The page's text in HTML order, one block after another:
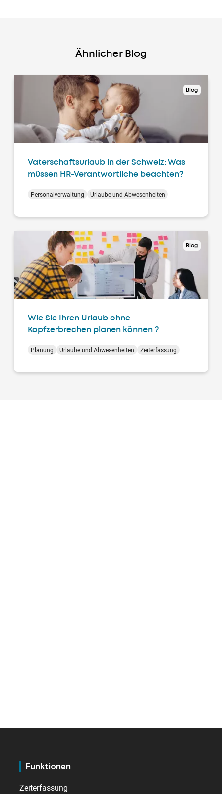
Ähnlicher Blog
Blog
Vaterschaftsurlaub in der Schweiz: Was
müssen HR-Verantwortliche beachten?
Personalverwaltung Urlaube und Abwesenheiten
Blog
Wie Sie Ihren Urlaub ohne
Kopfzerbrechen planen können ?
Planung Urlaube und Abwesenheiten Zeiterfassung
Funktionen
Zeiterfassung